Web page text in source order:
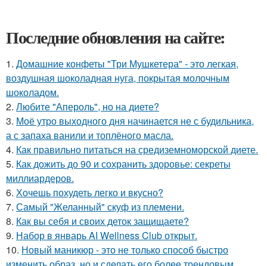
Последние обновления на сайте:
1. Домашние конфеты "Три Мушкетера" - это легкая,
воздушная шоколадная нуга, покрытая молочным
шоколадом.
2. Любите "Апероль", но на диете?
3. Моё утро выходного дня начинается не с будильника,
а с запаха ванили и топлёного масла.
4. Как правильно питаться на средиземноморской диете.
5. Как дожить до 90 и сохранить здоровье: секреты
миллиардеров.
6. Хочешь похудеть легко и вкусно?
7. Самый "Желанный" скуф из племени.
8. Как вы себя и своих деток защищаете?
9. Набор в январь AI Wellness Club открыт.
10. Новый маникюр - это не только способ быстро